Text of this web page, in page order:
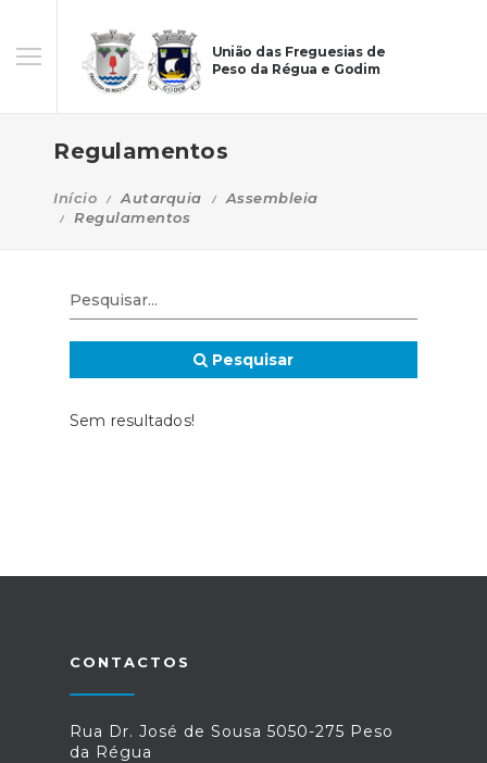
União das Freguesias de
Peso da Régua e Godim
Regulamentos
Início Autarquia
Assembleia
Regulamentos
Pesquisar
Sem resultados!
CONTACTOS
Rua Dr. José de Sousa 5050-275 Peso
da Régua